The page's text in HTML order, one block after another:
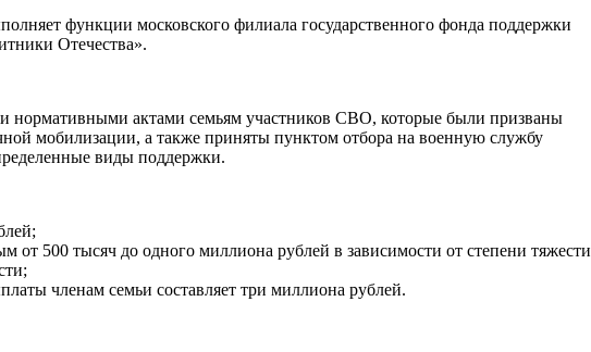
функции московского филиала государственного фонда поддержки
Отечества».
нормативными актами семьям участников СВО, которые были призваны
мобилизации, а также приняты пунктом отбора на военную службу
виды поддержки.
500 тысяч до одного миллиона рублей в зависимости от степени тяжести
членам семьи составляет три миллиона рублей.